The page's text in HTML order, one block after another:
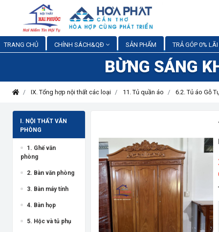
TRANG CHỦ CHÍNH SÁCH&QĐ SẢN PHẨM TRẢ GÓP 0% LÃI
BỪNG SÁNG
IX. Tổng hợp nội thất các loại 11. Tủ quần áo 6.2. Tủ áo Gỗ
I. NỘI THẤT VĂN
PHÒNG
1. Ghế văn
phòng
2. Bàn văn phòng
3. Bàn máy tính
4. Bàn họp
5. Hộc và tủ phụ